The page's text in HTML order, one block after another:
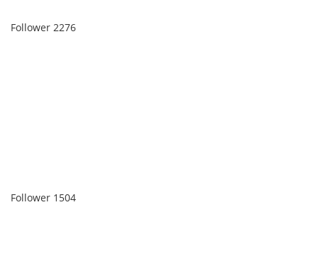
Follower 2276
Follower 1504